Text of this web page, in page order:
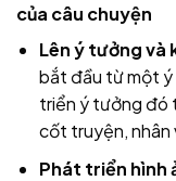
của câu chuyện
Lên ý tưởng
bắt đầu từ một ý
triển ý tưởng đó
cốt truyện, nhân
Phát triển hình